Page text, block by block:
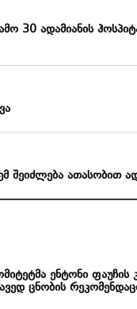
30 ადამიანის
შეიძლება ათასობით
ენტონი ფაუჩის
ცნობის